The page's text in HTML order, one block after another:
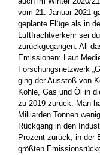
vom 21. Januar­ 2021
geplante ­Flüge als in
Luftfrachtverkehr sei
zurückgegangen. All
Emissionen: Laut
Forschungsnetzwerk
ging der Ausstoß von
Kohle, Gas und Öl in
zu 2019 zurück. Man
Milliarden Tonnen
Rückgang in den
Prozent zurück, in der
größten